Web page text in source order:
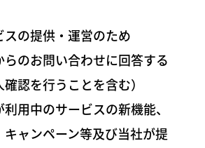
スの提供・運営のため
らのお問い合わせに回答する
認を行うことを含む）
用中のサービスの新機能、
キャンペーン等及び当社が提